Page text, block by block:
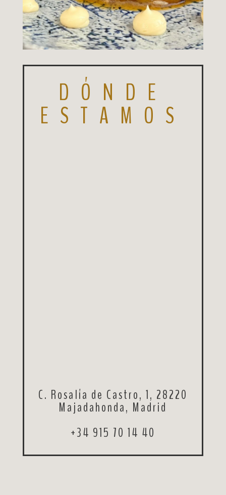
DÓNDE
ESTAMOS
C. Rosalía de Castro, 1, 28220
Majadahonda, Madrid
+34 915 70 14 40